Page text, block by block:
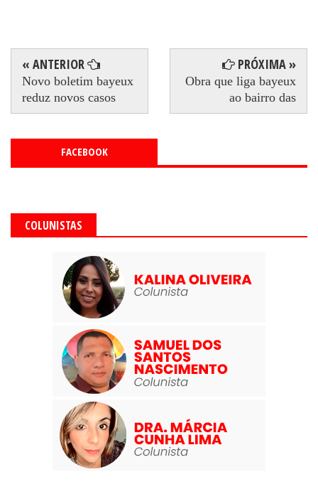
« ANTERIOR
Novo boletim bayeux
reduz novos casos
PRÓXIMA »
Obra que liga bayeux
ao bairro das
FACEBOOK
COLUNISTAS